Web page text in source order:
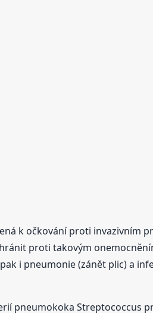
k očkování proti invazivním
proti takovým
i pneumonie (zánět plic) a
pneumokoka Streptococcus